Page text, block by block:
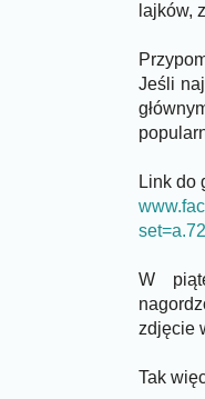
lajków,
Jeśli
Link do
W
zdjęcie
Tak